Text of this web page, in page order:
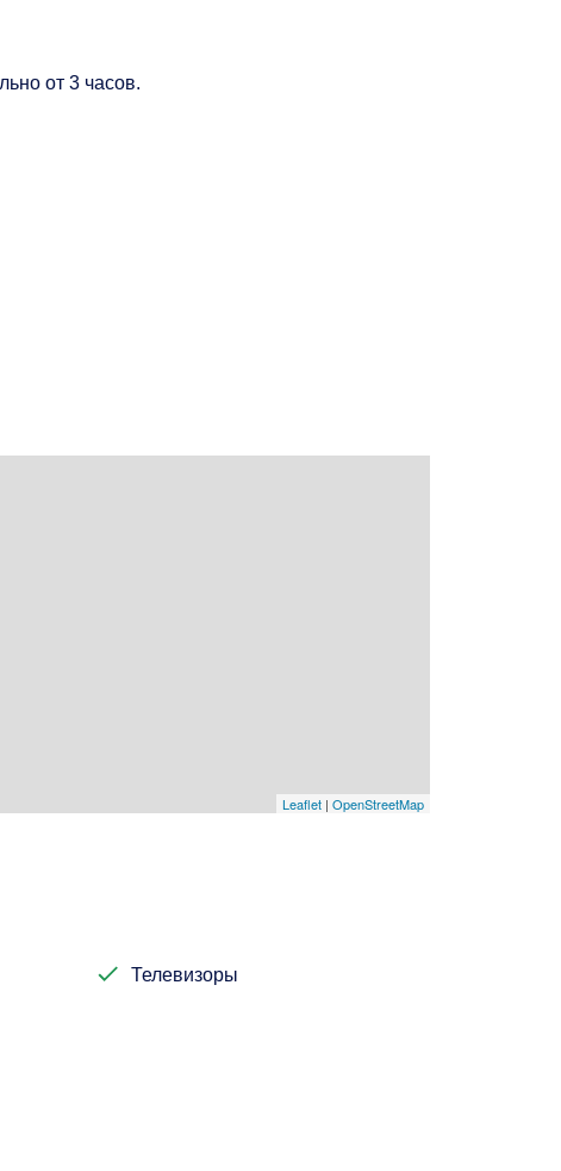
от 3 часов.
Leaflet | OpenStreetMap
Телевизоры